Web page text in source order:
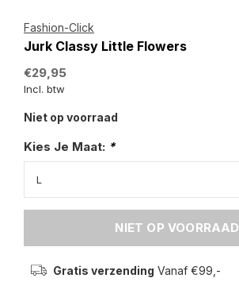
Fashion-Click
Jurk Classy Little Flowers
€29,95
Incl. btw
Niet op voorraad
Kies Je Maat: *
NIET OP VOORRAAD
Gratis verzending Vanaf €99,-